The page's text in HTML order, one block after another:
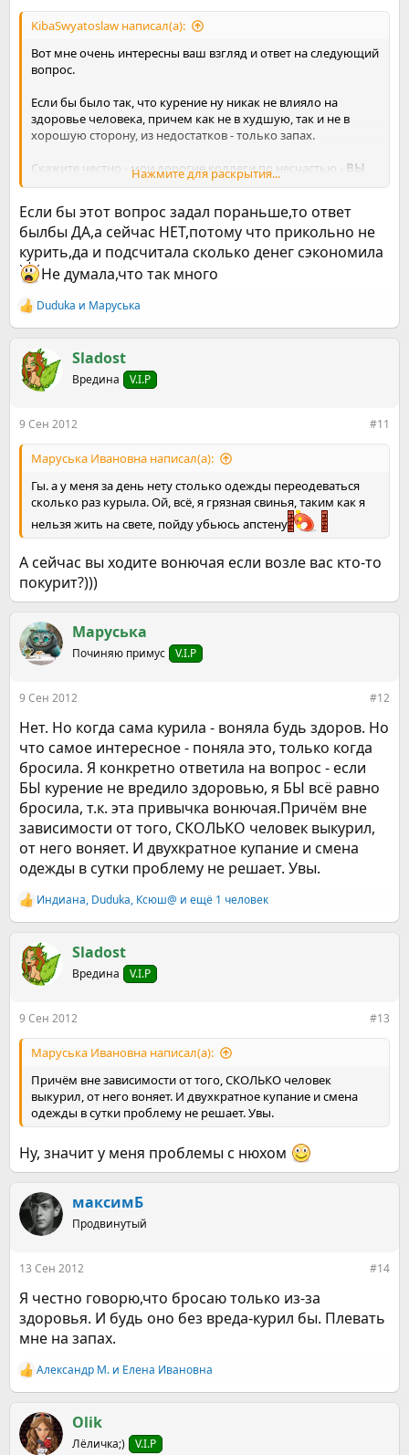
KibaSwyatoslaw написал(а):
Вот мне очень интересны ваш взгляд и ответ на следующий
вопрос.
Если бы было так, что курение ну никак не влияло на
здоровье человека, причем как не в худшую, так и не в
хорошую сторону, из недостатков - только запах.
Скажите честно - мои дорогие коллеги по несчастью - ВЫ
БЫ КУРИЛИ?!
И конечно же я говорю свой ответ:Скорее ДА, чем нет(((((
ужасный мой ответ, зато честный=)) Но я стараюсь
перенастраивать себя и перемывать себе мозги=)).
Нажмите для раскрытия...
Если бы этот вопрос задал пораньше,то ответ
былбы ДА,а сейчас НЕТ,потому что прикольно не
курить,да и подсчитала сколько денег сэкономила
Не думала,что так много
Р
е
к
ц
и
Duduka и Маруська
Sladost
Вредина V.I.P
9 Сен 2012 #11
Маруська Ивановна написал(а):
Гы. а у меня за день нету столько одежды переодеваться
сколько раз курыла. Ой, всё, я грязная свинья, таким как я
нельзя жить на свете, пойду убьюсь апстену
А сейчас вы ходите вонючая если возле вас кто-то
покурит?)))
Маруська
Починяю примус V.I.P
9 Сен 2012 #12
Нет. Но когда сама курила - воняла будь здоров. Но
что самое интересное - поняла это, только когда
бросила. Я конкретно ответила на вопрос - если
БЫ курение не вредило здоровью, я БЫ всё равно
бросила, т.к. эта привычка вонючая.Причём вне
зависимости от того, СКОЛЬКО человек выкурил,
от него воняет. И двухкратное купание и смена
одежды в сутки проблему не решает. Увы.
Р
е
к
ц
и
Индиана, Duduka, Ксюш@ и ещё 1 человек
Sladost
Вредина V.I.P
9 Сен 2012 #13
Маруська Ивановна написал(а):
Причём вне зависимости от того, СКОЛЬКО человек
выкурил, от него воняет. И двухкратное купание и смена
одежды в сутки проблему не решает. Увы.
Ну, значит у меня проблемы с нюхом
максимБ
Продвинутый
13 Сен 2012 #14
Я честно говорю,что бросаю только из-за
здоровья. И будь оно без вреда-курил бы. Плевать
мне на запах.
Р
е
к
ц
и
Александр М. и Елена Ивановна
Olik
Лёличка;) V.I.P